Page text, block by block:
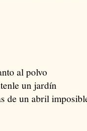
al polvo
un jardín
de un abril